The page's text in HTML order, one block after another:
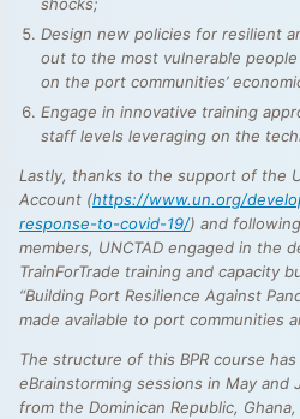
Design new policies for resilient
out to the most vulnerable
on the port communities’
Engage in innovative training
staff levels leveraging on the
Lastly, thanks to the support of the
Account (https://www.un.org/
response-to-covid-19/) and
members, UNCTAD engaged in the
TrainForTrade training and capacity
“Building Port Resilience Against
made available to port communities
The structure of this BPR course
eBrainstorming sessions in May
from the Dominican Republic,